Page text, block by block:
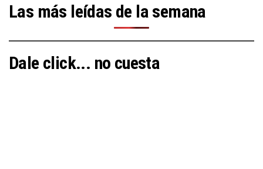
Las más leídas de la semana
Dale click... no cuesta